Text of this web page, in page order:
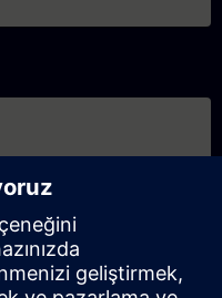
of u over de vereiste